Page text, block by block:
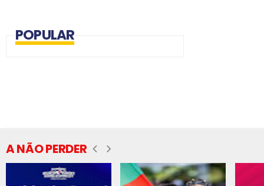
POPULAR
A NÃO PERDER